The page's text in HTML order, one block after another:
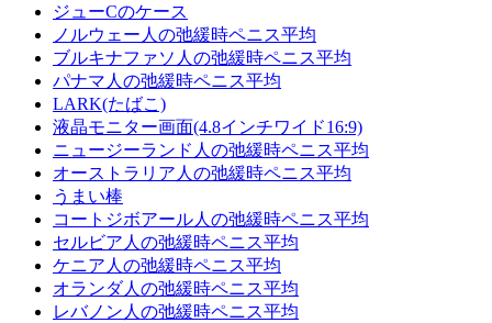
ジューCのケース
ノルウェー人の弛緩時ペニス平均
ブルキナファソ人の弛緩時ペニス平均
パナマ人の弛緩時ペニス平均
LARK(たばこ)
液晶モニター画面(4.8インチワイド16:9)
ニュージーランド人の弛緩時ペニス平均
オーストラリア人の弛緩時ペニス平均
うまい棒
コー​​トジボアール人の弛緩時ペニス平均
セルビア人の弛緩時ペニス平均
ケニア人の弛緩時ペニス平均
オランダ人の弛緩時ペニス平均
レバノン人の弛緩時ペニス平均